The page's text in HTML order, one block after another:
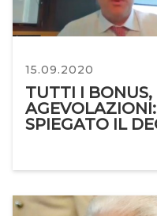
15.09.2020
TUTTI I BONUS,
SPIEGATO IL